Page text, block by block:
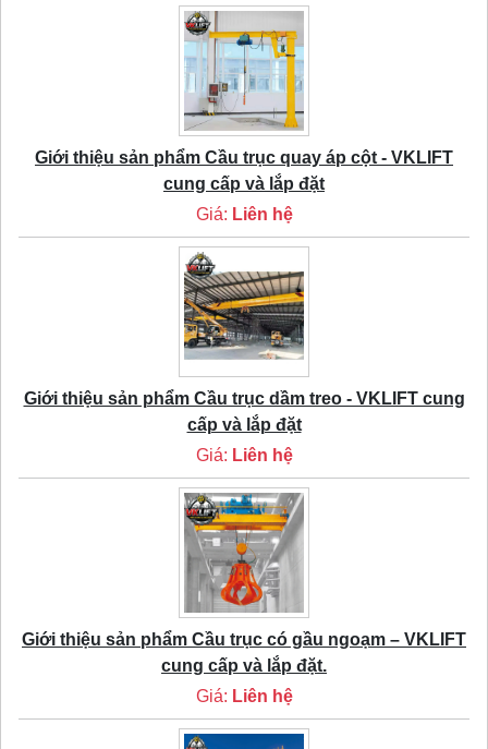
Giới thiệu sản phẩm Cầu trục quay áp cột - VKLIFT
cung cấp và lắp đặt
Giá: Liên hệ
Giới thiệu sản phẩm Cầu trục dầm treo - VKLIFT cung
cấp và lắp đặt
Giá: Liên hệ
Giới thiệu sản phẩm Cầu trục có gầu ngoạm – VKLIFT
cung cấp và lắp đặt.
Giá: Liên hệ